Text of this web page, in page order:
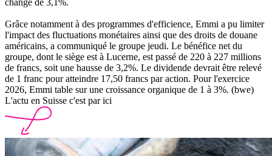
Grâce notamment à des programmes d'efficience, Emmi a pu limiter
l'impact des fluctuations monétaires ainsi que des droits de douane
américains, a communiqué le groupe jeudi. Le bénéfice net du
groupe, dont le siège est à Lucerne, est passé de 220 à 227 millions
de francs, soit une hausse de 3,2%. Le dividende devrait être relevé
de 1 franc pour atteindre 17,50 francs par action. Pour l'exercice
2026, Emmi table sur une croissance organique de 1 à 3%. (bwe)
L'actu en Suisse c'est par ici